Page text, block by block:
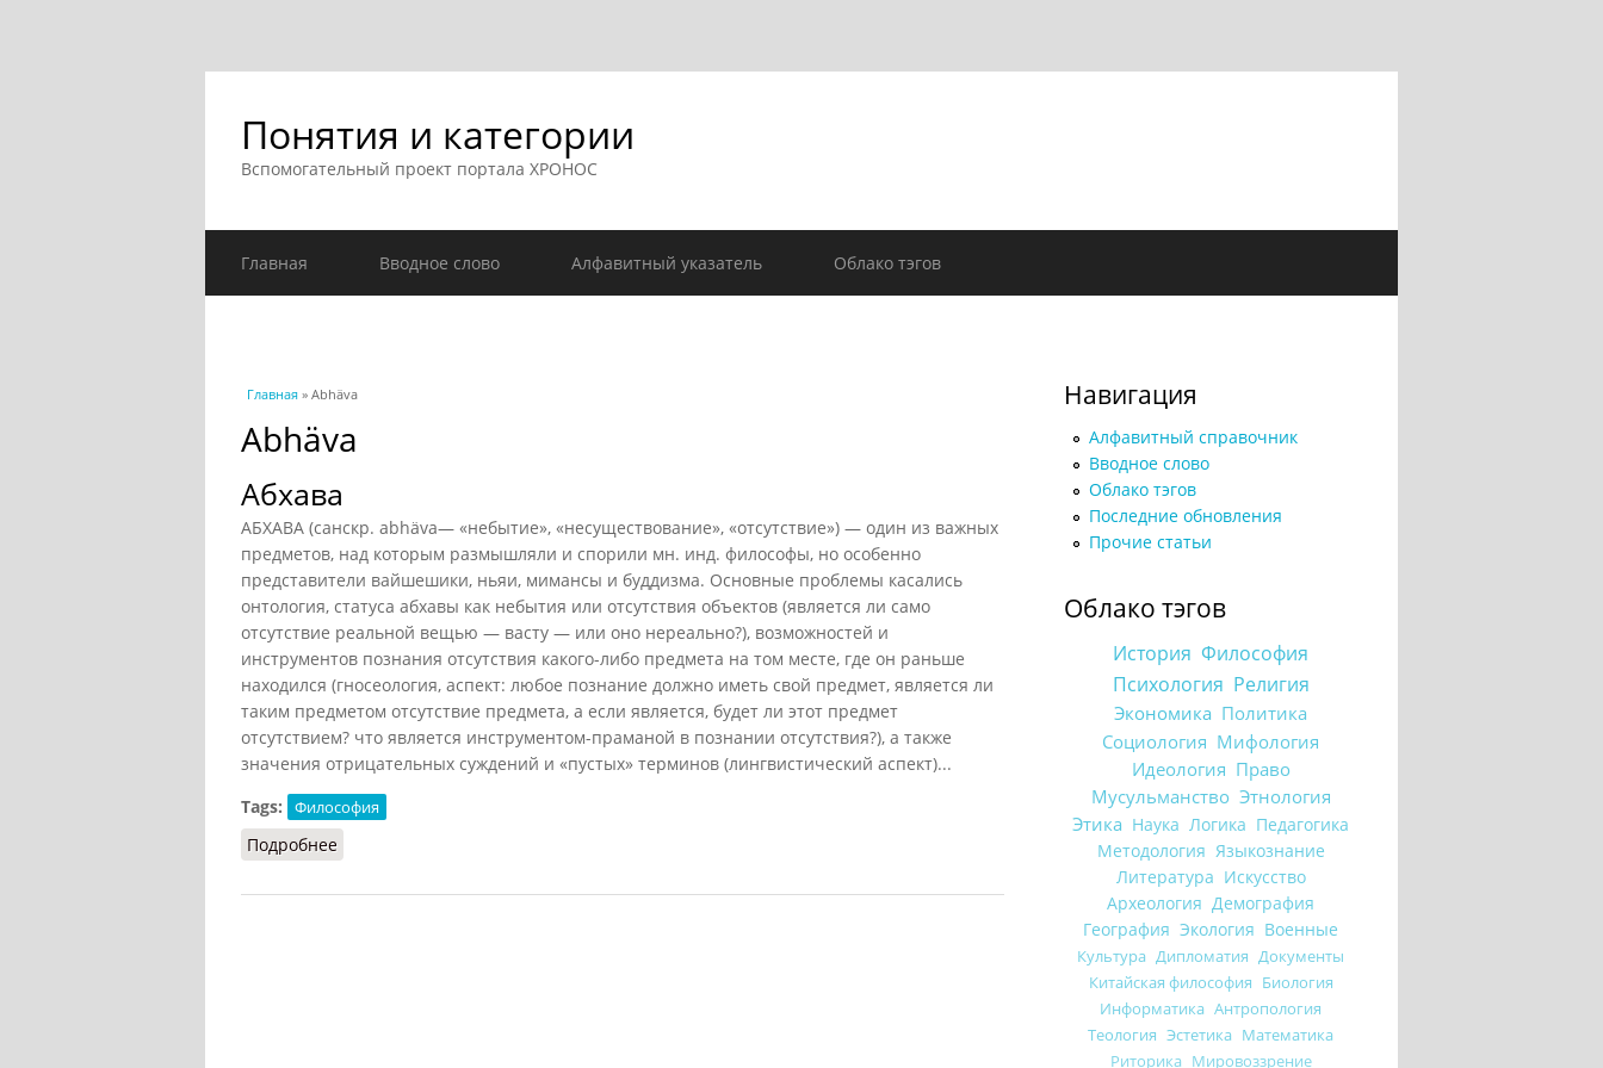
Понятия и категории
Вспомогательный проект портала ХРОНОС
Главная Вводное слово Алфавитный указатель Облако тэгов
Вы здесь
Главная » Abhäva
Abhäva
Абхава
АБХАВА (санскр. abhäva— «небытие», «несуществование», «отсутствие») — один из важных
предметов, над которым размышляли и спорили мн. инд. философы, но особенно
представители вайшешики, ньяи, мимансы и буддизма. Основные проблемы касались
онтология, статуса абхавы как небытия или отсутствия объектов (является ли само
отсутствие реальной вещью — васту — или оно нереально?), возможностей и
инструментов познания отсутствия какого-либо предмета на том месте, где он раньше
находился (гносеология, аспект: любое познание должно иметь свой предмет, является ли
таким предметом отсутствие предмета, а если является, будет ли этот предмет
отсутствием? что является инструментом-праманой в познании отсутствия?), а также
значения отрицательных суждений и «пустых» терминов (лингвистический аспект)...
Tags:
Философия
Подробнее
Навигация
Алфавитный справочник
Вводное слово
Облако тэгов
Последние обновления
Прочие статьи
Облако тэгов
История Философия
Психология Религия
Экономика Политика
Социология Мифология
Идеология Право
Мусульманство Этнология
Этика Наука Логика Педагогика
Методология Языкознание
Литература Искусство
Археология Демография
География Экология Военные
Культура Дипломатия Документы
Китайская философия Биология
Информатика Антропология
Теология Эстетика Математика
Риторика Мировоззрение